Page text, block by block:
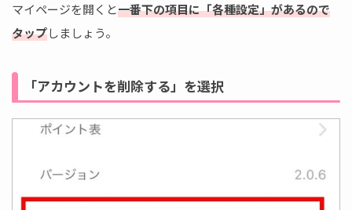
マイページを開くと一番下の項目に「各種設定」があるので
タップしましょう。
「アカウントを削除する」を選択